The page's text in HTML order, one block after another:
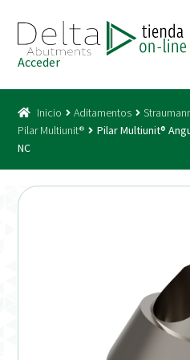
a
la
navegación
al
contenido
Acceso
Catálogo
Conexiones CAD CAM
Acceder
Inicio Aditamentos
Pilar Multiunit®
Pilar Multiunit®
NC